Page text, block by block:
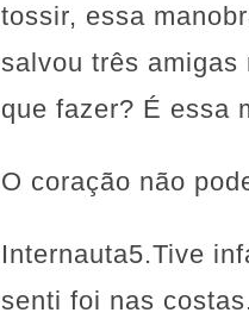
tossir, essa
salvou três
que fazer? É essa
O coração não
Internauta5.Tive
senti foi nas